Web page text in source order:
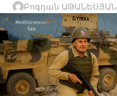
Բոգդան ԱԹԱՆԵՍՅԱՆ